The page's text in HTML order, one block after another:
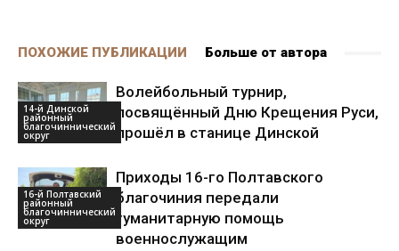
ПОХОЖИЕ ПУБЛИКАЦИИ Больше от автора
14-й Динской
районный
благочиннический
округ
Волейбольный турнир,
посвящённый Дню Крещения Руси,
прошёл в станице Динской
16-й Полтавский
районный
благочиннический
округ
Приходы 16-го Полтавского
благочиния передали
гуманитарную помощь
военнослужащим